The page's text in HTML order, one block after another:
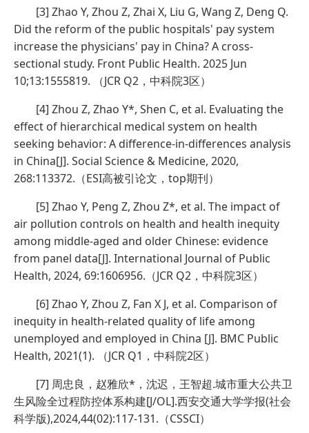
[3] Zhao Y, Zhou Z, Zhai X, Liu G, Wang Z, Deng Q.
Did the reform of the public hospitals' pay system
increase the physicians' pay in China? A cross-
sectional study. Front Public Health. 2025 Jun
10;13:1555819. （JCR Q2，中科院3区）
[4] Zhou Z, Zhao Y*, Shen C, et al. Evaluating the
effect of hierarchical medical system on health
seeking behavior: A difference-in-differences analysis
in China[J]. Social Science & Medicine, 2020,
268:113372.（ESI高被引论文，top期刊）
[5] Zhao Y, Peng Z, Zhou Z*, et al. The impact of
air pollution controls on health and health inequity
among middle-aged and older Chinese: evidence
from panel data[J]. International Journal of Public
Health, 2024, 69:1606956.（JCR Q2，中科院3区）
[6] Zhao Y, Zhou Z, Fan X J, et al. Comparison of
inequity in health-related quality of life among
unemployed and employed in China [J]. BMC Public
Health, 2021(1). （JCR Q1，中科院2区）
[7] 周忠良，赵雅欣*，沈迟，王智超.城市重大公共卫
生风险全过程防控体系构建[J/OL].西安交通大学学报(社会
科学版),2024,44(02):117-131.（CSSCI）